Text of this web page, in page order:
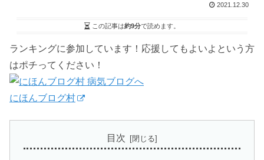
2021.12.30
この記事は約9分で読めます。
ランキングに参加しています！応援してもよいよという方
はポチってください！
にほんブログ村
目次